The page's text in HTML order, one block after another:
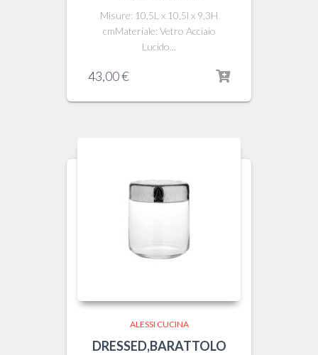
Misure: 10,5L x 10,5l x 9,3H
cmMateriale: Vetro Acciaio
Lucido...
43,00€
ALESSI CUCINA
DRESSED,BARATTOLO